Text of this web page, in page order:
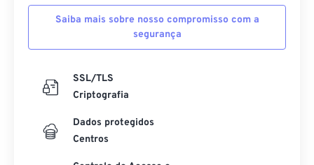
Saiba mais sobre nosso compromisso com a
segurança
SSL/TLS
Criptografia
Dados protegidos
Centros